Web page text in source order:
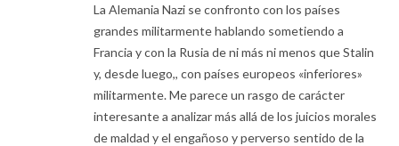
La Alemania Nazi se confronto con los países
grandes militarmente hablando sometiendo a
Francia y con la Rusia de ni más ni menos que Stalin
y, desde luego,, con países europeos «inferiores»
militarmente. Me parece un rasgo de carácter
interesante a analizar más allá de los juicios morales
de maldad y el engañoso y perverso sentido de la